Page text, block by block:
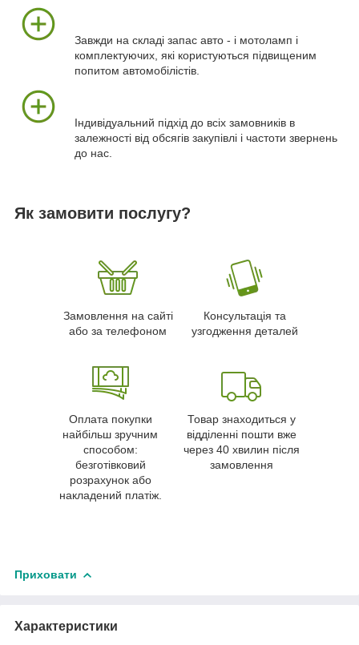
Завжди на складі запас авто - і мотоламп і
комплектуючих, які користуються підвищеним
попитом автомобілістів.
Індивідуальний підхід до всіх замовників в
залежності від обсягів закупівлі і частоти звернень
до нас.
Як замовити послугу?
Замовлення на сайті
або за телефоном
Консультація та
узгодження деталей
Оплата покупки
найбільш зручним
способом:
безготівковий
розрахунок або
накладений платіж.
Товар знаходиться у
відділенні пошти вже
через 40 хвилин після
замовлення
Приховати
Характеристики